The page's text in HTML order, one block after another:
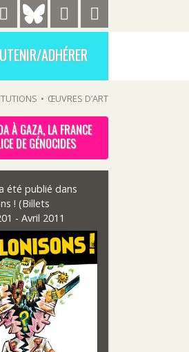
ADHÉRER
• ŒUVRES D’ART
À GAZA, LA FRANCE
DE GÉNOCIDES
été publié dans
! (Billets
- Avril 2011